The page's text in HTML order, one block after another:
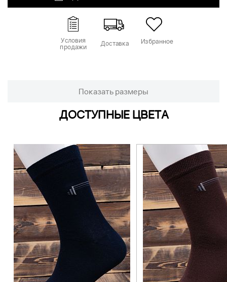
Условия
продажи Доставка Избранное
Показать размеры
ДОСТУПНЫЕ ЦВЕТА